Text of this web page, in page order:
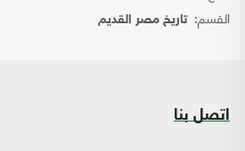
القسم:تاريخ مصر القديم
اتصل بنا